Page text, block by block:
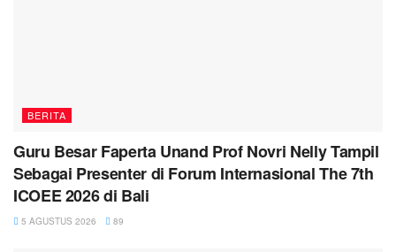
BERITA
Guru Besar Faperta Unand Prof Novri Nelly Tampil
Sebagai Presenter di Forum Internasional The 7th
ICOEE 2026 di Bali
5 AGUSTUS 2026 89